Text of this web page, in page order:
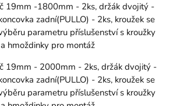
19mm -1800mm - 2ks, držák dvojitý -
zadní(PULLO) - 2ks, kroužek se
parametru příslušenství s kroužky
hmoždinky pro montáž
19mm - 2000mm - 2ks, držák dvojitý -
zadní(PULLO) - 2ks, kroužek se
parametru příslušenství s kroužky